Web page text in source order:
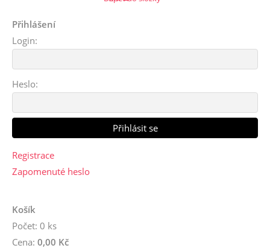
Přihlášení
Login:
Heslo:
Registrace
Zapomenuté heslo
Košík
Počet: 0 ks
Cena: 0,00 Kč